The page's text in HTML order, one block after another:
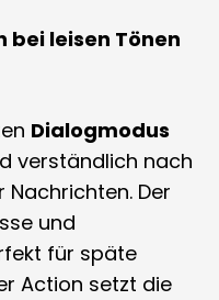
bei leisen Tönen
Dialogmodus
verständlich nach
Der
und
für späte
Action setzt die